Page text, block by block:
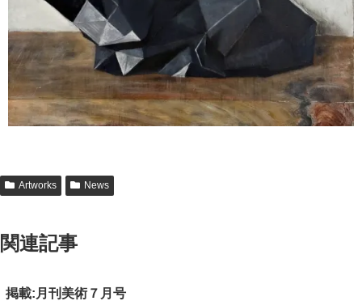
Artworks News
関連記事
掲載:月刊美術７月号